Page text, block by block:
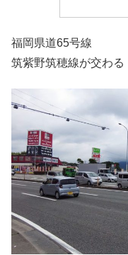
福岡県道65号線
筑紫野筑穂線が交わる